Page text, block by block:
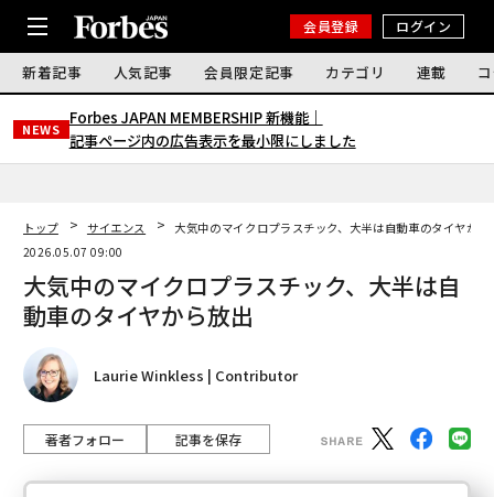
会員登録 ログイン
新着記事 人気記事 会員限定記事 カテゴリ 連載
NEWS
Forbes JAPAN MEMBERSHIP 新機能｜
記事ページ内の広告表示を最小限にしました
トップ サイエンス
大気中のマイクロプラスチック、大半は自動車のタイヤから
2026.05.07 09:00
大気中のマイクロプラスチック、大半は自
動車のタイヤから放出
Laurie Winkless | Contributor
著者フォロー 記事を保存